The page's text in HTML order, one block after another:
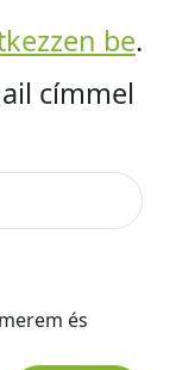
be.
címmel
és